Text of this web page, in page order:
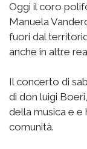
Oggi il coro
Manuela
fuori dal
anche in altre
Il concerto di
di don luigi
della musica e
comunità.